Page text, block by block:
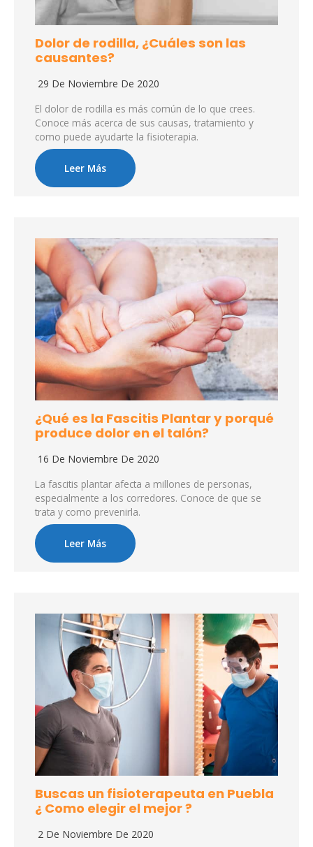
Dolor de rodilla, ¿Cuáles son las
causantes?
29 De Noviembre De 2020
El dolor de rodilla es más común de lo que crees.
Conoce más acerca de sus causas, tratamiento y
como puede ayudarte la fisioterapia.
Leer Más
¿Qué es la Fascitis Plantar y porqué
produce dolor en el talón?
16 De Noviembre De 2020
La fascitis plantar afecta a millones de personas,
especialmente a los corredores. Conoce de que se
trata y como prevenirla.
Leer Más
Buscas un fisioterapeuta en Puebla
¿ Como elegir el mejor ?
2 De Noviembre De 2020